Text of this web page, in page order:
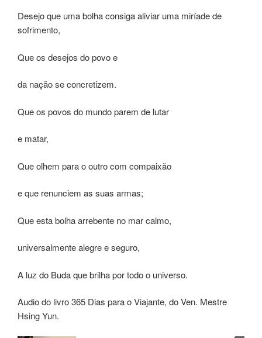
Desejo que uma bolha consiga aliviar uma miríade de
sofrimento,
Que os desejos do povo e
da nação se concretizem.
Que os povos do mundo parem de lutar
e matar,
Que olhem para o outro com compaixão
e que renunciem as suas armas;
Que esta bolha arrebente no mar calmo,
universalmente alegre e seguro,
A luz do Buda que brilha por todo o universo.
Audio do livro 365 Dias para o Viajante, do Ven. Mestre
Hsing Yun.